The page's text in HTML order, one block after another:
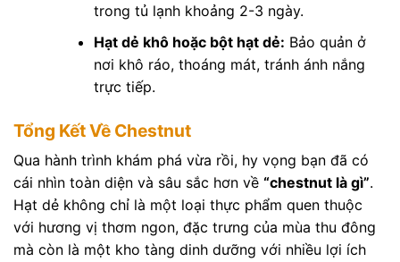
trong tủ lạnh khoảng 2-3 ngày.
Hạt dẻ khô hoặc bột hạt dẻ: Bảo quản ở
nơi khô ráo, thoáng mát, tránh ánh nắng
trực tiếp.
Tổng Kết Về Chestnut
Qua hành trình khám phá vừa rồi, hy vọng bạn đã có
cái nhìn toàn diện và sâu sắc hơn về “chestnut là gì”.
Hạt dẻ không chỉ là một loại thực phẩm quen thuộc
với hương vị thơm ngon, đặc trưng của mùa thu đông
mà còn là một kho tàng dinh dưỡng với nhiều lợi ích